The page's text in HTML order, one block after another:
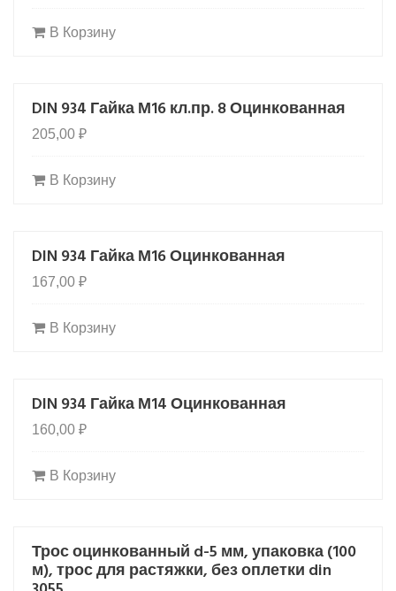
В Корзину
DIN 934 Гайка М16 кл.пр. 8 Оцинкованная
205,00 ₽
В Корзину
DIN 934 Гайка М16 Оцинкованная
167,00 ₽
В Корзину
DIN 934 Гайка М14 Оцинкованная
160,00 ₽
В Корзину
HOT
Трос оцинкованный d-5 мм, упаковка (100
м), трос для растяжки, без оплетки din